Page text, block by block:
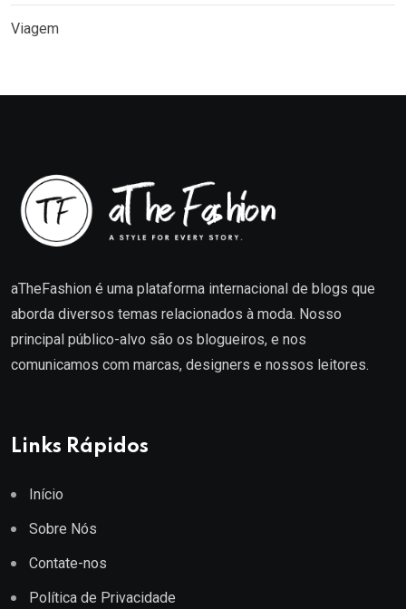
Viagem
aTheFashion é uma plataforma internacional de blogs que
aborda diversos temas relacionados à moda. Nosso
principal público-alvo são os blogueiros, e nos
comunicamos com marcas, designers e nossos leitores.
Links Rápidos
Início
Sobre Nós
Contate-nos
Política de Privacidade